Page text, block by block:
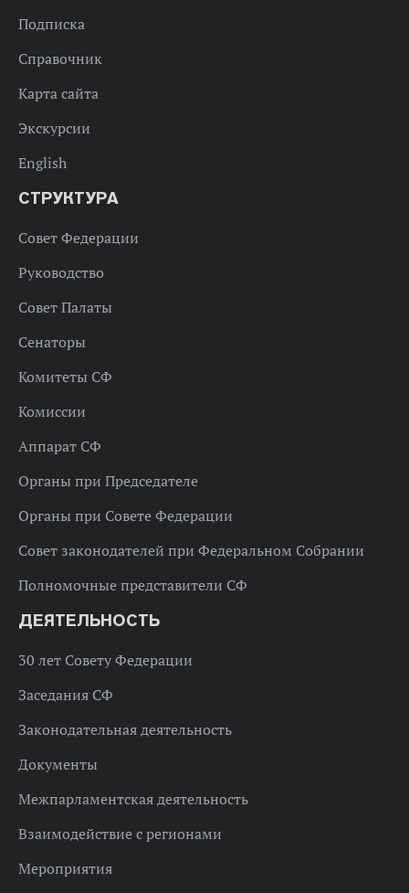
Подписка
Справочник
Карта сайта
Экскурсии
English
СТРУКТУРА
Совет Федерации
Руководство
Совет Палаты
Сенаторы
Комитеты СФ
Комиссии
Аппарат СФ
Органы при Председателе
Органы при Совете Федерации
Совет законодателей при Федеральном Собрании
Полномочные представители СФ
ДЕЯТЕЛЬНОСТЬ
30 лет Совету Федерации
Заседания СФ
Законодательная деятельность
Документы
Межпарламентская деятельность
Взаимодействие с регионами
Мероприятия